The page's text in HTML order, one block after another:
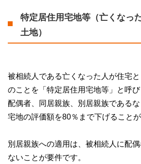
特定居住用宅地等（亡くなっ
土地）
被相続人である亡くなった人が住宅
のことを「特定居住用宅地等」と呼び
配偶者、同居親族、別居親族であるな
宅地の評価額を80％まで下げることが
別居親族への適用は、被相続人に配
ないことが要件です。